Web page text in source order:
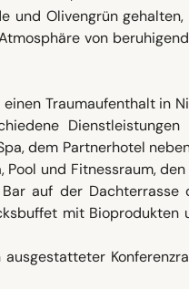
und Olivengrün gehalten,
von
Traumaufenthalt in
Dienstleistungen
dem Partnerhotel
und Fitnessraum, den
auf der Dachterrasse
mit Bioprodukten